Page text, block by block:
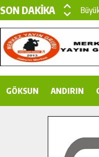
SON DAKİKA
İlçe
GÖKSUN ANDIRIN